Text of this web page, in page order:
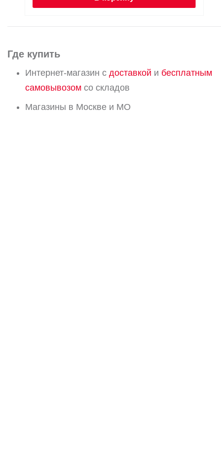
Где купить
Интернет-магазин с доставкой и бесплатным
самовывозом со складов
Магазины в Москве и МО